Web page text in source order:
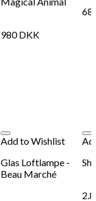
980DKK
Add to Wishlist
Glas Loftlampe -
Beau Marché